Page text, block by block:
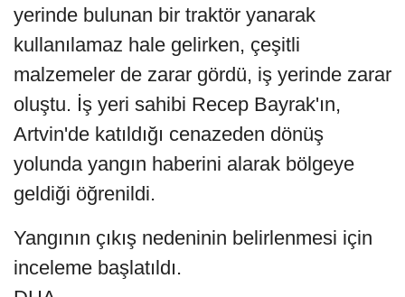
yerinde bulunan bir traktör yanarak
kullanılamaz hale gelirken, çeşitli
malzemeler de zarar gördü, iş yerinde zarar
oluştu. İş yeri sahibi Recep Bayrak'ın,
Artvin'de katıldığı cenazeden dönüş
yolunda yangın haberini alarak bölgeye
geldiği öğrenildi.
Yangının çıkış nedeninin belirlenmesi için
inceleme başlatıldı.